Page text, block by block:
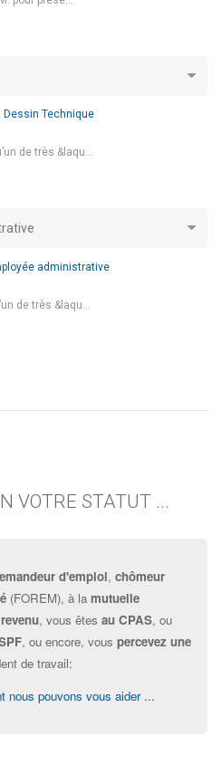
de très &laqu...
de très &laqu...
VOTRE STATUT ...
d'emploi, chômeur
(FOREM), à la mutuelle
, vous êtes au CPAS, ou
, ou encore, vous percevez une
de travail:
nous pouvons vous aider ...